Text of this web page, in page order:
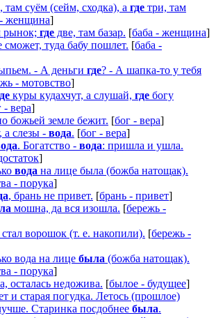
там суём (сейм, сходка), а где три, там
женщина]
рынок; где две, там базар. [баба - женщина]
сможет, туда бабу пошлет. [баба -
- А деньги где? - А шапка-то у тебя
- мотовство]
куры кудахчут, а слушай, где богу
- вера]
божьей земле бежит. [бог - вера]
а слезы - вода. [бог - вера]
. Богатство - вода: пришла и ушла.
]
вода на лице была (божба натощак).
- порука]
, брань не привет. [брань - привет]
мошна, да вся изошла. [бережь -
стал ворошок (т. е. накопили). [бережь -
вода на лице была (божба натощак).
- порука]
осталась недожива. [былое - будущее]
и старая погудка. Летось (прошлое)
Старинка посдобнее была.